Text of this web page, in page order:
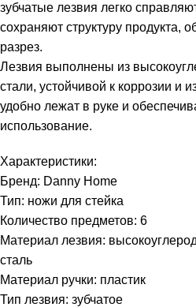
зубчатые лезвия легко
сохраняют структуру продукта,
разрез.
Лезвия выполнены из
стали, устойчивой к коррозии и
удобно лежат в руке и
использование.
Характеристики:
Бренд: Danny Home
Тип: ножи для стейка
Количество предметов: 6
Материал лезвия:
сталь
Материал ручки: пластик
Тип лезвия: зубчатое